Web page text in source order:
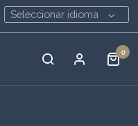
Seleccionar idioma
0